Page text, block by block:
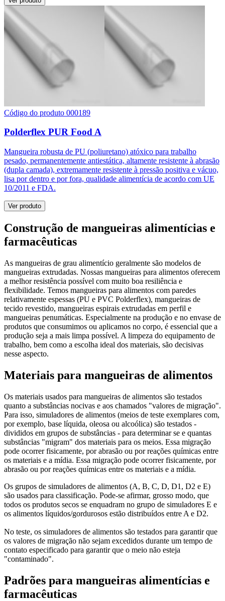
Código do produto 000189
Polderflex PUR Food A
Mangueira robusta de PU (poliuretano) atóxico para trabalho
pesado, permanentemente antiestática, altamente resistente à abrasão
(dupla camada), extremamente resistente à pressão positiva e vácuo,
lisa por dentro e por fora, qualidade alimentícia de acordo com UE
10/2011 e FDA.
Ver produto
Construção de mangueiras alimentícias e
farmacêuticas
As mangueiras de grau alimentício geralmente são modelos de
mangueiras extrudadas. Nossas mangueiras para alimentos oferecem
a melhor resistência possível com muito boa resiliência e
flexibilidade. Temos mangueiras para alimentos com paredes
relativamente espessas (PU e PVC Polderflex), mangueiras de
tecido revestido, mangueiras espirais extrudadas em perfil e
mangueiras penumáticas. Especialmente na produção e no envase de
produtos que consumimos ou aplicamos no corpo, é essencial que a
produção seja a mais limpa possível. A limpeza do equipamento de
trabalho, bem como a escolha ideal dos materiais, são decisivas
nesse aspecto.
Materiais para mangueiras de alimentos
Os materiais usados para mangueiras de alimentos são testados
quanto a substâncias nocivas e aos chamados "valores de migração".
Para isso, simuladores de alimentos (meios de teste exemplares com,
por exemplo, base líquida, oleosa ou alcoólica) são testados -
divididos em grupos de substâncias - para determinar se e quantas
substâncias "migram" dos materiais para os meios. Essa migração
pode ocorrer fisicamente, por abrasão ou por reações químicas entre
os materiais e a mídia. Essa migração pode ocorrer fisicamente, por
abrasão ou por reações químicas entre os materiais e a mídia.
Os grupos de simuladores de alimentos (A, B, C, D, D1, D2 e E)
são usados para classificação. Pode-se afirmar, grosso modo, que
todos os produtos secos se enquadram no grupo de simuladores E e
os alimentos líquidos/gordurosos estão distribuídos entre A e D2.
No teste, os simuladores de alimentos são testados para garantir que
os valores de migração não sejam excedidos durante um tempo de
contato especificado para garantir que o meio não esteja
"contaminado".
Padrões para mangueiras alimentícias e
farmacêuticas